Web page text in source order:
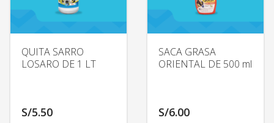
QUITA SARRO
LOSARO DE 1 LT
S/5.50
SACA GRASA
ORIENTAL DE 500 ml
S/6.00